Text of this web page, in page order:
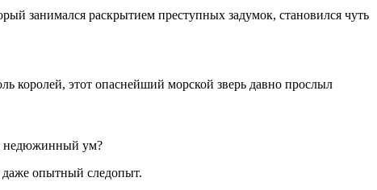
занимался раскрытием преступных задумок, становился чуть
этот опаснейший морской зверь давно прослыл
недюжинный ум?
даже опытный следопыт.